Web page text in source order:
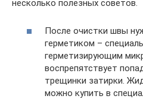
несколько полезных советов.
После очистки швы
герметиком –
герметизирующим
воспрепятствует
трещинки затирки.
можно купить в